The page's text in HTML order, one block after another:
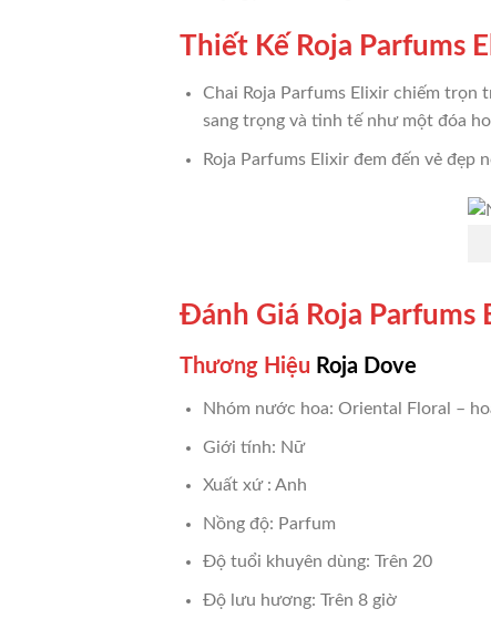
Thiết Kế Roja Parfums
Chai Roja Parfums Elixir chiếm
sang trọng và tinh tế như một đóa
Roja Parfums Elixir đem đến vẻ đẹp
Đánh Giá Roja Parfums
Thương Hiệu Roja Dove
Nhóm nước hoa: Oriental Floral –
Giới tính: Nữ
Xuất xứ : Anh
Nồng độ: Parfum
Độ tuổi khuyên dùng: Trên 20
Độ lưu hương: Trên 8 giờ